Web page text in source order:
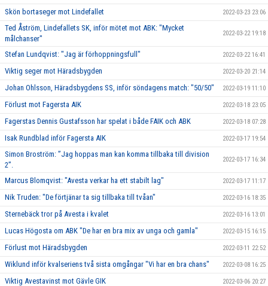
Skön bortaseger mot Lindefallet 2022-03-23 23:06
Ted Åström, Lindefallets SK, inför mötet mot ABK: "Mycket
målchanser"
2022-03-22 19:18
Stefan Lundqvist: "Jag är förhoppningsfull" 2022-03-22 16:41
Viktig seger mot Häradsbygden 2022-03-20 21:14
Johan Ohlsson, Häradsbygdens SS, inför söndagens match: "50/50" 2022-03-19 11:10
Förlust mot Fagersta AIK 2022-03-18 23:05
Fagerstas Dennis Gustafsson har spelat i både FAIK och ABK 2022-03-18 07:28
Isak Rundblad inför Fagersta AIK 2022-03-17 19:54
Simon Broström: ”Jag hoppas man kan komma tillbaka till division
2”.
2022-03-17 16:34
Marcus Blomqvist: "Avesta verkar ha ett stabilt lag" 2022-03-17 11:17
Nik Truden: "De förtjänar ta sig tillbaka till tvåan" 2022-03-16 18:35
Sternebäck tror på Avesta i kvalet 2022-03-16 13:01
Lucas Högosta om ABK "De har en bra mix av unga och gamla" 2022-03-15 16:15
Förlust mot Häradsbygden 2022-03-11 22:52
Wiklund inför kvalseriens två sista omgångar "Vi har en bra chans" 2022-03-08 16:25
Viktig Avestavinst mot Gävle GIK 2022-03-06 20:27